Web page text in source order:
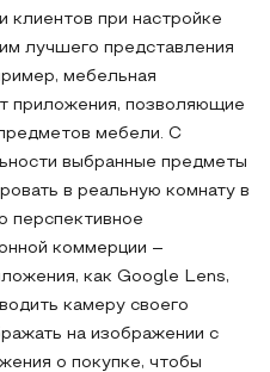
клиентов при настройке
лучшего представления
мебельная
приложения, позволяющие
мебели. С
выбранные предметы
в реальную комнату в
перспективное
коммерции –
как Google Lens,
камеру своего
на изображении с
о покупке, чтобы